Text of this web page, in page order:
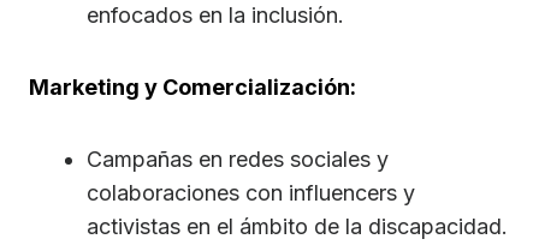
enfocados en la inclusión.
Marketing y Comercialización:
Campañas en redes sociales y
colaboraciones con influencers y
activistas en el ámbito de la discapacidad.